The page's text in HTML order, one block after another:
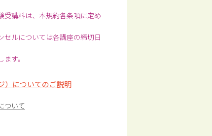
受講料は、本規約各条項に定め
セルについては各講座の締切日
す。
）についてのご説明
ついて